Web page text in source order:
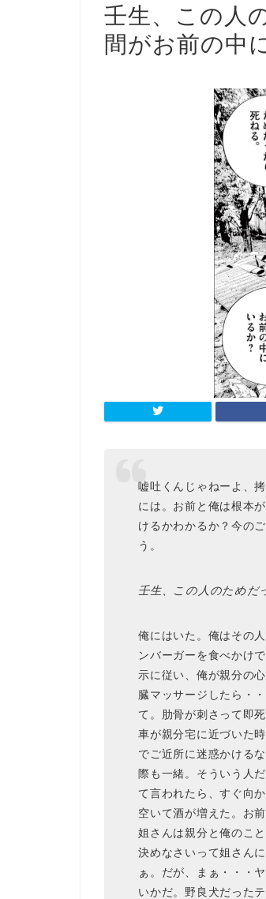
壬生、この人
間がお前の中
嘘吐くんじゃねーよ、
には。お前と俺は根本
けるかわかるか？今の
う。
壬生、この人のためだ
俺にはいた。俺はその
ンバーガーを食べかけ
示に従い、俺が親分の
臓マッサージしたら・
て。肋骨が刺さって即
車が親分宅に近づいた
でご近所に迷惑かける
際も一緒。そういう人
て言われたら、すぐ向
空いて酒が増えた。お
姐さんは親分と俺のこ
決めなさいって姐さん
ぁ。だが、まぁ・・・
いかだ。野良犬だった